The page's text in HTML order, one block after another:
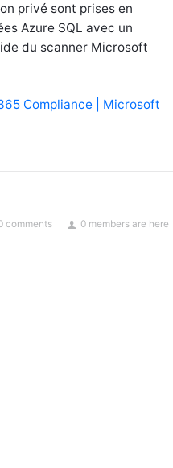
privé sont prises en
Azure SQL avec un
du scanner Microsoft
Compliance | Microsoft
comments 0 members are here